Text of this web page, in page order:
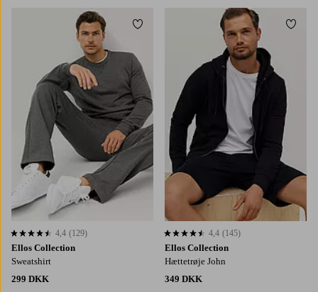
Ellos Collection
Sweatshirt
299 DKK
4,4 baseret på 129 bedømmelser
4,4 (129)
Tilføj til favoritter
Ellos Collection
Hættetrøje John
349 DKK
4,4 baseret på 145 bedømmelser
4,4 (145)